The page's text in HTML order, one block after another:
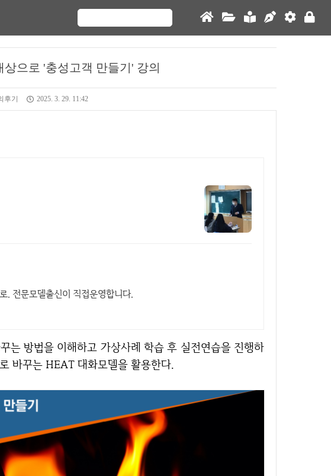
상으로 '충성고객 만들기' 강의
후기 2025. 3. 29. 11:42
. 전문모델출신이 직접운영합니다.
바꾸는 HEAT 대화모델을 활용한다.